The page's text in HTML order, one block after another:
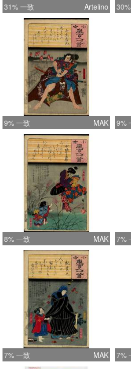
31% 一致 Artelino
9% 一致 MAK 9%
8% 一致 MAK 7%
7% 一致 MAK 7%